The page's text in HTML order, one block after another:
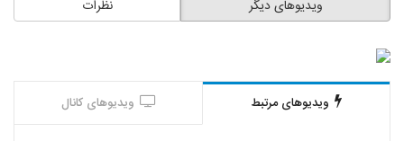
نظرات ویدیوهای دیگر
ویدیوهای مرتبط ویدیوهای کانال